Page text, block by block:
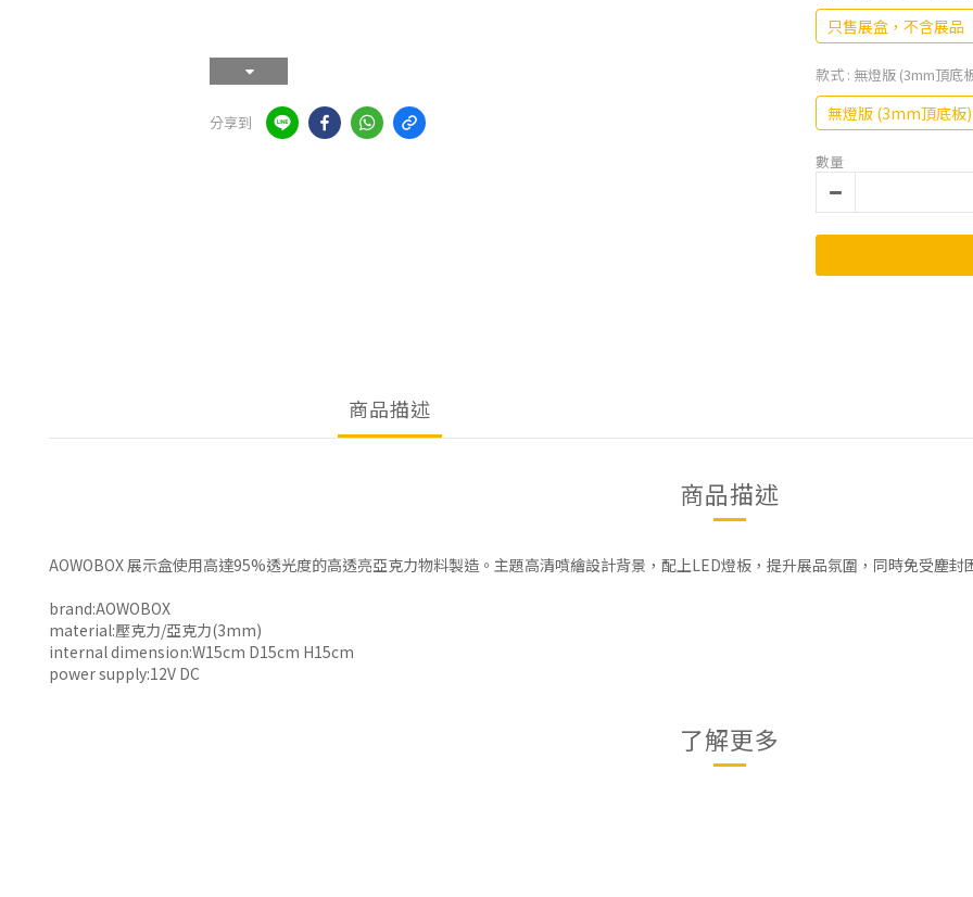
分享到
只售展盒，不含展品
款式 : 無燈版 (3mm頂底
無燈版 (3mm頂底板)
數量
商品描述
商品描述
AOWOBOX 展示盒使用高達95%透光度的高透亮亞克力物料製造。主題高清噴繪設計背景，配上LED燈板，提升展品氛圍，同時免受塵封
brand:AOWOBOX
material:壓克力/亞克力(3mm)
internal dimension:W15cm D15cm H15cm
power supply:12V DC
了解更多